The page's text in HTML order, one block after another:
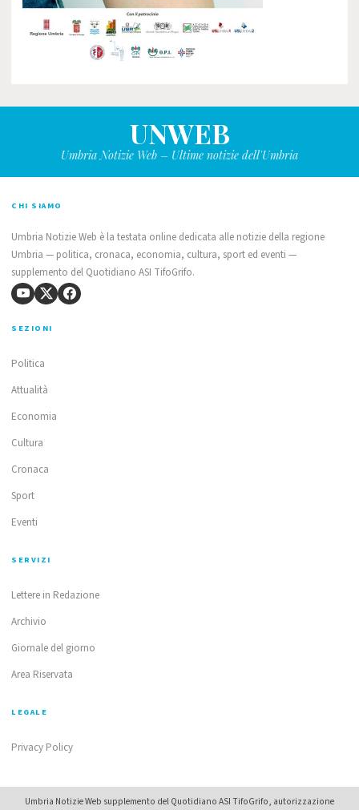
UNWEB
Umbria Notizie Web – Ultime notizie dell'Umbria
CHI SIAMO
Umbria Notizie Web è la testata online dedicata alle notizie della regione
Umbria — politica, cronaca, economia, cultura, sport ed eventi —
supplemento del Quotidiano ASI TifoGrifo.
SEZIONI
Politica
Attualità
Economia
Cultura
Cronaca
Sport
Eventi
SERVIZI
Lettere in Redazione
Archivio
Giornale del giorno
Area Riservata
LEGALE
Privacy Policy
Umbria Notizie Web supplemento del Quotidiano ASI TifoGrifo, autorizzazione